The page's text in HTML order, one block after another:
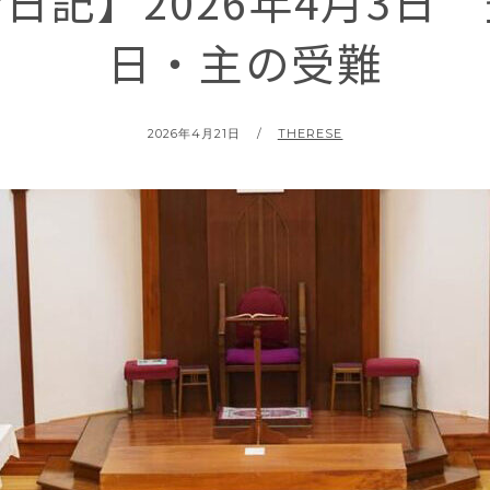
日・主の受難
POSTED
2026年4月21日 BY
THERESE